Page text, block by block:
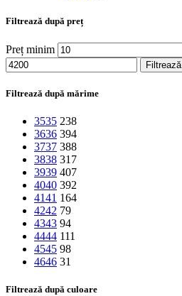
Filtrează după preț
Preț minim
Filtrează
Filtrează după mărime
3535 238
3636 394
3737 388
3838 317
3939 407
4040 392
4141 164
4242 79
4343 94
4444 111
4545 98
4646 31
Filtrează după culoare